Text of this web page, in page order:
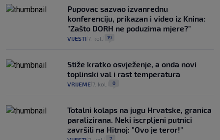
Pupovac sazvao izvanrednu
konferenciju, prikazan i video iz Knina:
"Zašto DORH ne poduzima mjere?"
VIJESTI 7. kol. 19
Stiže kratko osvježenje, a onda novi
toplinski val i rast temperatura
VRIJEME 7. kol. 0
Totalni kolaps na jugu Hrvatske, granica
paralizirana. Neki iscrpljeni putnici
završili na Hitnoj: "Ovo je teror!"
7